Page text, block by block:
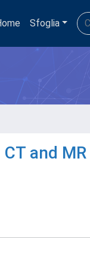
Sfoglia
and MR